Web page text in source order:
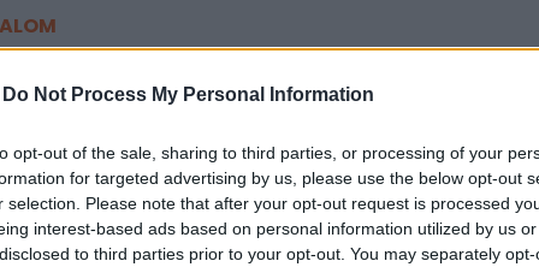
Do Not Process My Personal Information
opt-out of the sale, sharing to third parties, or processing of your
for targeted advertising by us, please use the below opt-out
selection. Please note that after your opt-out request is processed
interest-based ads based on personal information utilized by us
to third parties prior to your opt-out. You may separately
a bankszövetség: minden
felkészült a szektor